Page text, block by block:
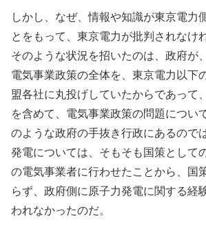
しかし、なぜ、情報や知識が東京電力
とをもって、東京電力が批判されなけ
そのような状況を招いたのは、政府が
電気事業政策の全体を、東京電力以下
盟各社に丸投げしていたからであって
を含めて、電気事業政策の問題につい
のような政府の手抜き行政にあるので
発電については、そもそも国策として
の電気事業者に行わせたことから、国
らず、政府側に原子力発電に関する経
われなかったのだ。